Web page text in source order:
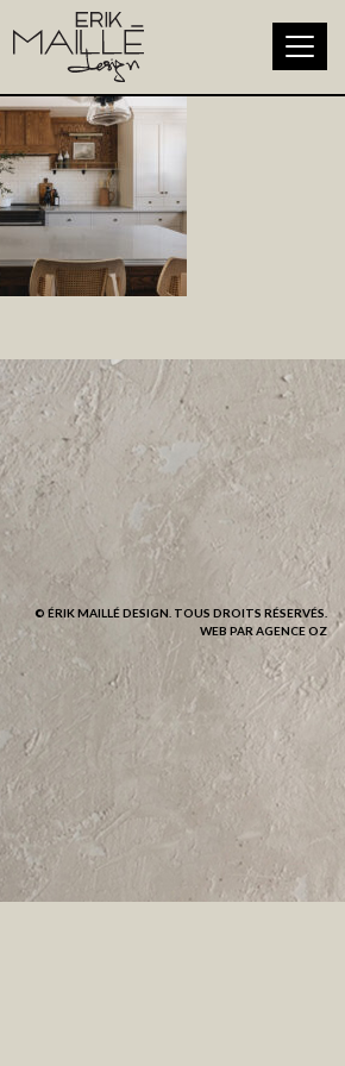
La-Forever-Home-11
© ÉRIK MAILLÉ DESIGN. TOUS DROITS RÉSERVÉS.
WEB PAR AGENCE OZ